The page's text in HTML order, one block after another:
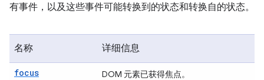
有事件，以及这些事件可能转换到的状态和转换自的状态。
名称 详细信息
focus DOM 元素已获得焦点。